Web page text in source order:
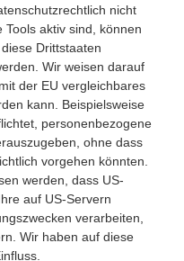
nicht
aktiv sind, können
Drittstaaten
Wir weisen darauf
der EU vergleichbares
kann. Beispielsweise
personenbezogene
ohne dass
vorgehen könnten.
werden, dass US-
auf US-Servern
verarbeiten,
Wir haben auf diese